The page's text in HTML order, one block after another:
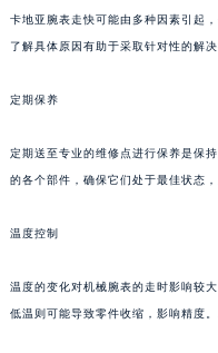
卡地亚腕表走快可能由多种因素引起
了解具体原因有助于采取针对性的解决
定期保养
定期送至专业的维修点进行保养是保
的各个部件，确保它们处于最佳状态
温度控制
温度的变化对机械腕表的走时影响较
低温则可能导致零件收缩，影响精度